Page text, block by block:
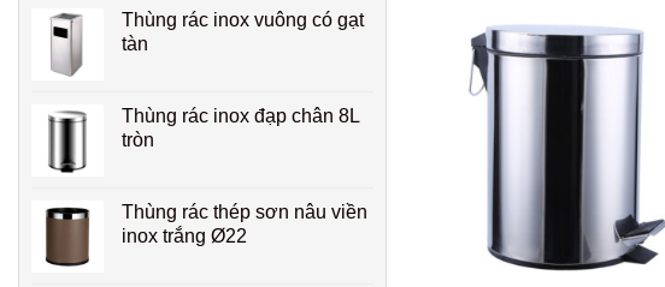
Thùng rác inox vuông có gạt
tàn
Thùng rác inox đạp chân 8L
tròn
Thùng rác thép sơn nâu viền
inox trắng Ø22